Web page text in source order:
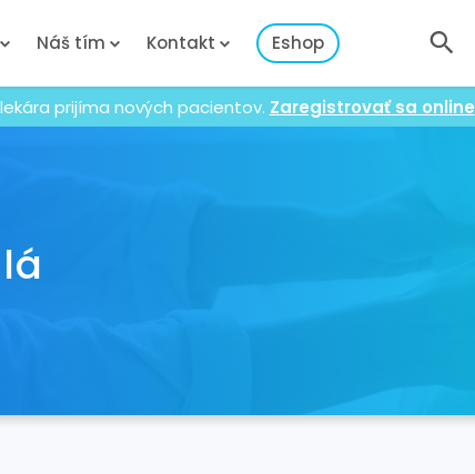
Náš tím Kontakt Eshop
prijíma nových pacientov. Zaregistrovať sa online